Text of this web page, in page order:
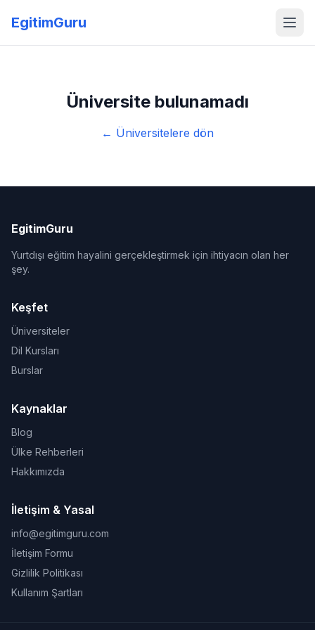
EgitimGuru
Üniversite bulunamadı
← Üniversitelere dön
EgitimGuru
Yurtdışı eğitim hayalini gerçekleştirmek için ihtiyacın olan her
şey.
Keşfet
Üniversiteler
Dil Kursları
Burslar
Kaynaklar
Blog
Ülke Rehberleri
Hakkımızda
İletişim & Yasal
info@egitimguru.com
İletişim Formu
Gizlilik Politikası
Kullanım Şartları